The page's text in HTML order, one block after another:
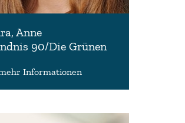
Anne
90/Die Grünen
90/Die Grünen
Informationen